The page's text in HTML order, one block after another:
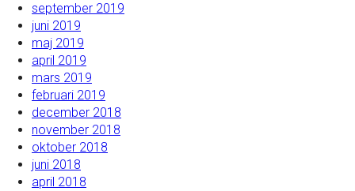
september 2019
juni 2019
maj 2019
april 2019
mars 2019
februari 2019
december 2018
november 2018
oktober 2018
juni 2018
april 2018